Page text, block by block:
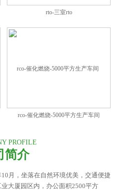
rto-三室rto
rco-催化燃烧-5000平方生产车间
PROFILE
简介
月，坐落在自然环境优美，交通便捷
大厦园区内，办公面积2500平方